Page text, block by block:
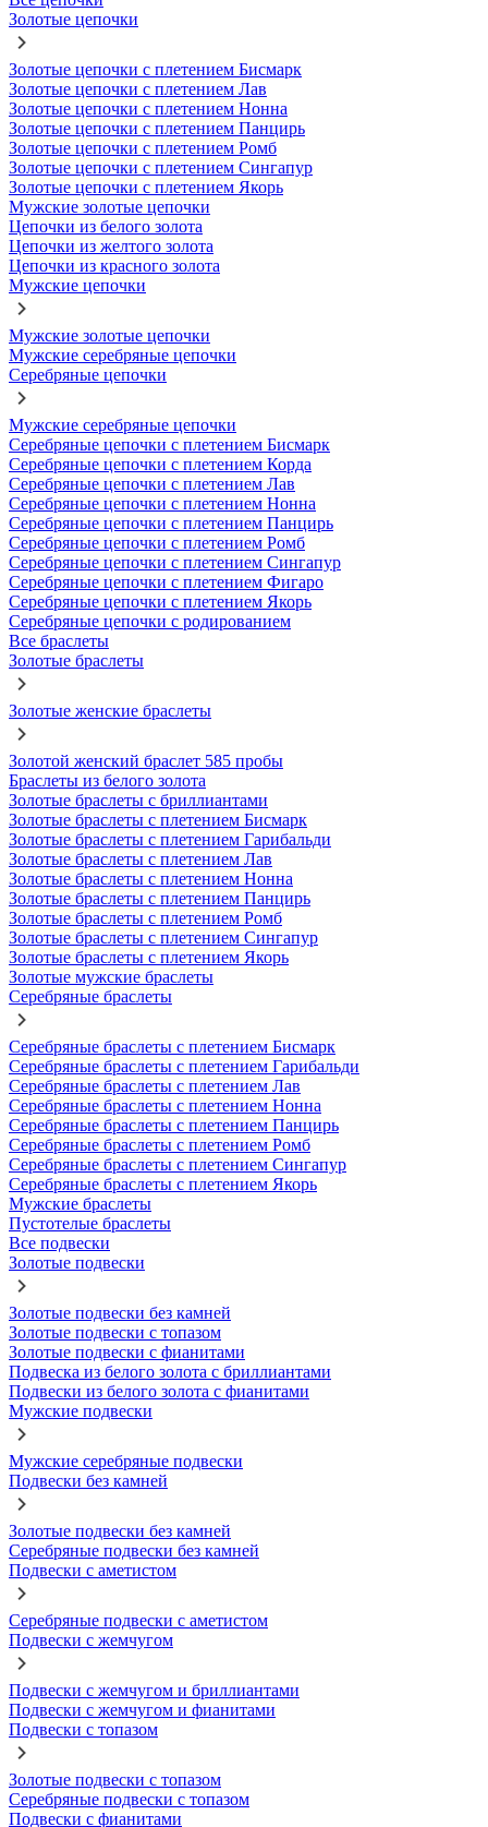
Золотые цепочки
Золотые цепочки с плетением Бисмарк
Золотые цепочки с плетением Лав
Золотые цепочки с плетением Нонна
Золотые цепочки с плетением Панцирь
Золотые цепочки с плетением Ромб
Золотые цепочки с плетением Сингапур
Золотые цепочки с плетением Якорь
Мужские золотые цепочки
Цепочки из белого золота
Цепочки из желтого золота
Цепочки из красного золота
Мужские цепочки
Мужские золотые цепочки
Мужские серебряные цепочки
Серебряные цепочки
Мужские серебряные цепочки
Серебряные цепочки с плетением Бисмарк
Серебряные цепочки с плетением Корда
Серебряные цепочки с плетением Лав
Серебряные цепочки с плетением Нонна
Серебряные цепочки с плетением Панцирь
Серебряные цепочки с плетением Ромб
Серебряные цепочки с плетением Сингапур
Серебряные цепочки с плетением Фигаро
Серебряные цепочки с плетением Якорь
Серебряные цепочки с родированием
Все браслеты
Золотые браслеты
Золотые женские браслеты
Золотой женский браслет 585 пробы
Браслеты из белого золота
Золотые браслеты с бриллиантами
Золотые браслеты с плетением Бисмарк
Золотые браслеты с плетением Гарибальди
Золотые браслеты с плетением Лав
Золотые браслеты с плетением Нонна
Золотые браслеты с плетением Панцирь
Золотые браслеты с плетением Ромб
Золотые браслеты с плетением Сингапур
Золотые браслеты с плетением Якорь
Золотые мужские браслеты
Серебряные браслеты
Серебряные браслеты с плетением Бисмарк
Серебряные браслеты с плетением Гарибальди
Серебряные браслеты с плетением Лав
Серебряные браслеты с плетением Нонна
Серебряные браслеты с плетением Панцирь
Серебряные браслеты с плетением Ромб
Серебряные браслеты с плетением Сингапур
Серебряные браслеты с плетением Якорь
Мужские браслеты
Пустотелые браслеты
Все подвески
Золотые подвески
Золотые подвески без камней
Золотые подвески с топазом
Золотые подвески с фианитами
Подвеска из белого золота с бриллиантами
Подвески из белого золота с фианитами
Мужские подвески
Мужские серебряные подвески
Подвески без камней
Золотые подвески без камней
Серебряные подвески без камней
Подвески с аметистом
Серебряные подвески с аметистом
Подвески с жемчугом
Подвески с жемчугом и бриллиантами
Подвески с жемчугом и фианитами
Подвески с топазом
Золотые подвески с топазом
Серебряные подвески с топазом
Подвески с фианитами